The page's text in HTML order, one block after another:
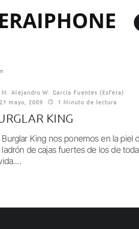
M. Alejandro W. García Fuentes (Esfera)
21 mayo, 2009
1 Minuto de lectura
KING
Burglar King nos ponemos en la piel
ladrón de cajas fuertes de los de toda